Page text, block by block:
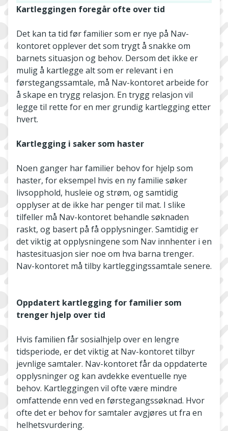
Kartleggingen foregår ofte over tid
Det kan ta tid før familier som er nye på Nav-
kontoret opplever det som trygt å snakke om
barnets situasjon og behov. Dersom det ikke er
mulig å kartlegge alt som er relevant i en
førstegangssamtale, må Nav-kontoret arbeide for
å skape en trygg relasjon. En trygg relasjon vil
legge til rette for en mer grundig kartlegging etter
hvert.
Kartlegging i saker som haster
Noen ganger har familier behov for hjelp som
haster, for eksempel hvis en ny familie søker
livsopphold, husleie og strøm, og samtidig
opplyser at de ikke har penger til mat. I slike
tilfeller må Nav-kontoret behandle søknaden
raskt, og basert på få opplysninger. Samtidig er
det viktig at opplysningene som Nav innhenter i en
hastesituasjon sier noe om hva barna trenger.
Nav-kontoret må tilby kartleggingssamtale senere.
Oppdatert kartlegging for familier som
trenger hjelp over tid
Hvis familien får sosialhjelp over en lengre
tidsperiode, er det viktig at Nav-kontoret tilbyr
jevnlige samtaler. Nav-kontoret får da oppdaterte
opplysninger og kan avdekke eventuelle nye
behov. Kartleggingen vil ofte være mindre
omfattende enn ved en førstegangssøknad. Hvor
ofte det er behov for samtaler avgjøres ut fra en
helhetsvurdering.